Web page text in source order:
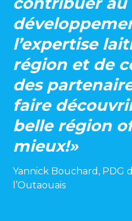
l’expertise
région et de
des
faire
belle région
mieux!»
Yannick Bouchard, PDG
l’Outaouais